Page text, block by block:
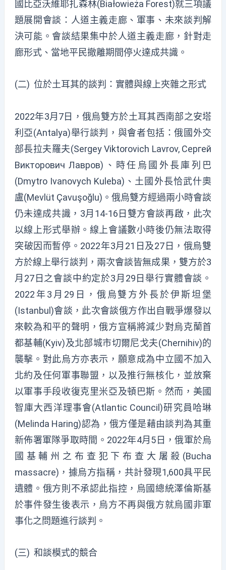
國比亞沃維耶扎森林(Białowieża Forest)就三項議
題展開會談：人道主義走廊、軍事、未來談判解
決可能。會談結果集中於人道主義走廊，針對走
廊形式、當地平民撤離期間停火達成共識。
(二) 位於土耳其的談判：實體與線上夾雜之形式
2022年3月7日，俄烏雙方於土耳其西南部之安塔
利亞(Antalya)舉行談判，與會者包括：俄國外交
部長拉夫羅夫(Sergey Viktorovich Lavrov, Сергей
Викторович Лавров)、時任烏國外長庫列巴
(Dmytro Ivanovych Kuleba)、土國外長恰武什奧
盧(Mevlüt Çavuşoğlu)。俄烏雙方經過兩小時會談
仍未達成共識，3月14-16日雙方會談再啟，此次
以線上形式舉辦。線上會議數小時後仍無法取得
突破因而暫停。2022年3月21日及27日，俄烏雙
方於線上舉行談判，兩次會談皆無成果，雙方於3
月27日之會談中約定於3月29日舉行實體會談。
2022年3月29日，俄烏雙方外長於伊斯坦堡
(Istanbul)會談，此次會談俄方作出自戰爭爆發以
來較為和平的聲明，俄方宣稱將減少對烏克蘭首
都基輔(Kyiv)及北部城市切爾尼戈夫(Chernihiv)的
襲擊。對此烏方亦表示，願意成為中立國不加入
北約及任何軍事聯盟，以及推行無核化，並放棄
以軍事手段收復克里米亞及頓巴斯。然而，美國
智庫大西洋理事會(Atlantic Council)研究員哈琳
(Melinda Haring)認為，俄方僅是藉由談判為其重
新佈署軍隊爭取時間。2022年4月5日，俄軍於烏
國基輔州之布查犯下布查大屠殺(Bucha
massacre)，據烏方指稱，共計發現1,600具平民
遺體。俄方則不承認此指控，烏國總統澤倫斯基
於事件發生後表示，烏方不再與俄方就烏國非軍
事化之問題進行談判。
(三) 和談模式的競合